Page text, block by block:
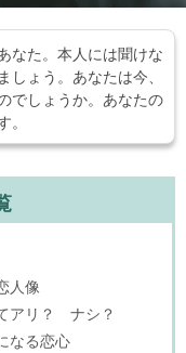
なた。本人には聞けな
ょう。あなたは今、
でしょうか。あなたの
人像
アリ？ ナシ？
なる恋心